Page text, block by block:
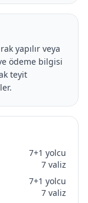
yapılır veya
ödeme bilgisi
teyit
7+1 yolcu
7 valiz
7+1 yolcu
7 valiz